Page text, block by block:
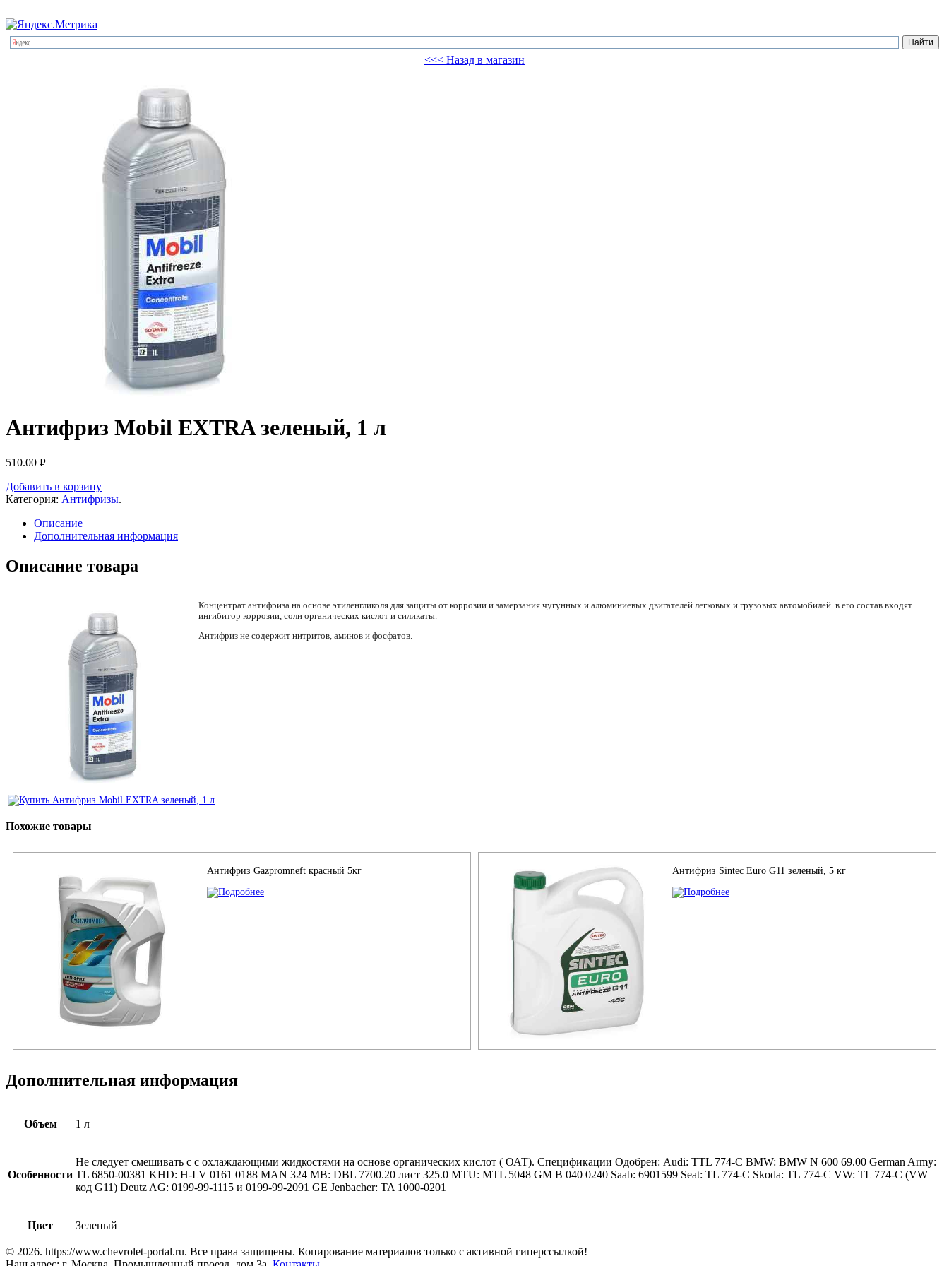
<<< Назад в магазин
Антифриз Mobil EXTRA зеленый, 1 л
510.00 Р
Добавить в корзину
Категория: Антифризы.
Описание
Дополнительная информация
Описание товара
Концентрат антифриза на основе этиленгликоля для защиты от коррозии и замерзания чугунных и алюминиевых двигателей легковых и грузовых автомобилей. в его состав входят
ингибитор коррозии, соли органических кислот и силикаты.
Антифриз не содержит нитритов, аминов и фосфатов.
Похожие товары
Антифриз Gazpromneft красный 5кг Антифриз Sintec Euro G11 зеленый, 5 кг
Дополнительная информация
Объем 1 л
Особенности
Не следует смешивать с с охлаждающими жидкостями на основе органических кислот ( ОАТ). Спецификации Одобрен: Audi: TTL 774-C BMW: BMW N 600 69.00 German Army:
TL 6850-00381 KHD: H-LV 0161 0188 MAN 324 MB: DBL 7700.20 лист 325.0 MTU: MTL 5048 GM B 040 0240 Saab: 6901599 Seat: TL 774-C Skoda: TL 774-C VW: TL 774-C (VW
код G11) Deutz AG: 0199-99-1115 и 0199-99-2091 GE Jenbacher: TA 1000-0201
Цвет Зеленый
© 2026. https://www.chevrolet-portal.ru. Все права защищены. Копирование материалов только с активной гиперссылкой!